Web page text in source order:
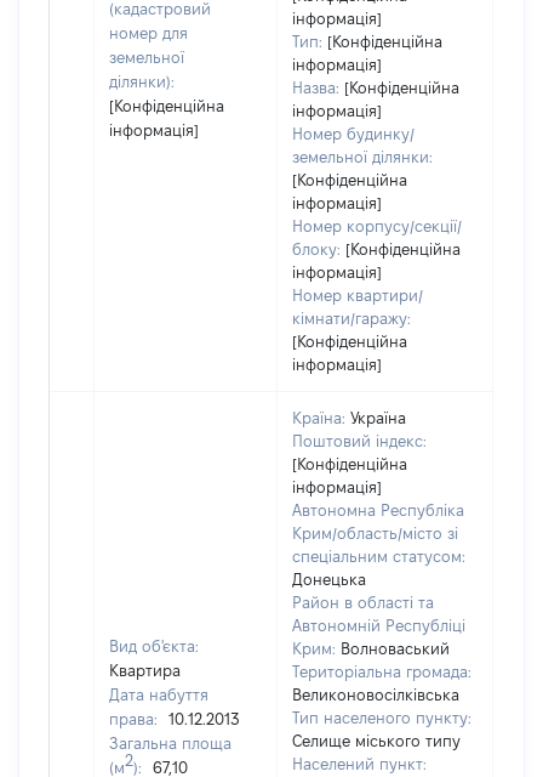
(кадастровий
номер для
земельної
ділянки):
[Конфіденційна
інформація]
інформація]
Тип: [Конфіденційна
інформація]
Назва: [Конфіденційна
інформація]
Номер будинку/
земельної ділянки:
[Конфіденційна
інформація]
Номер корпусу/секції/
блоку: [Конфіденційна
інформація]
Номер квартири/
кімнати/гаражу:
[Конфіденційна
інформація]
Вид об'єкта:
Квартира
Дата набуття
права:
10.12.2013
Загальна площа
(м2):
67,10
Країна: Україна
Поштовий індекс:
[Конфіденційна
інформація]
Автономна Республіка
Крим/область/місто зі
спеціальним статусом:
Донецька
Район в області та
Автономній Республіці
Крим: Волноваський
Територіальна громада:
Великоновосілківська
Тип населеного пункту:
Селище міського типу
Населений пункт: